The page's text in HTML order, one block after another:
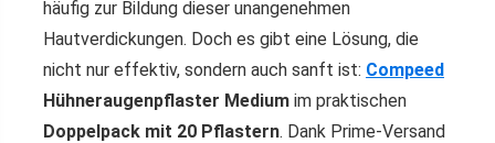
häufig zur Bildung dieser unangenehmen
Hautverdickungen. Doch es gibt eine Lösung, die
nicht nur effektiv, sondern auch sanft ist: Compeed
Hühneraugenpflaster Medium im praktischen
Doppelpack mit 20 Pflastern. Dank Prime-Versand